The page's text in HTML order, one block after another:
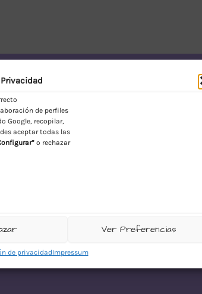
de perfiles
Google, recopilar,
aceptar todas las
o rechazar
Ver Preferencias
de privacidadImpressum